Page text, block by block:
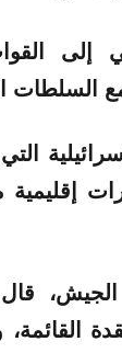
إلى
مع السلطات
إقليمية